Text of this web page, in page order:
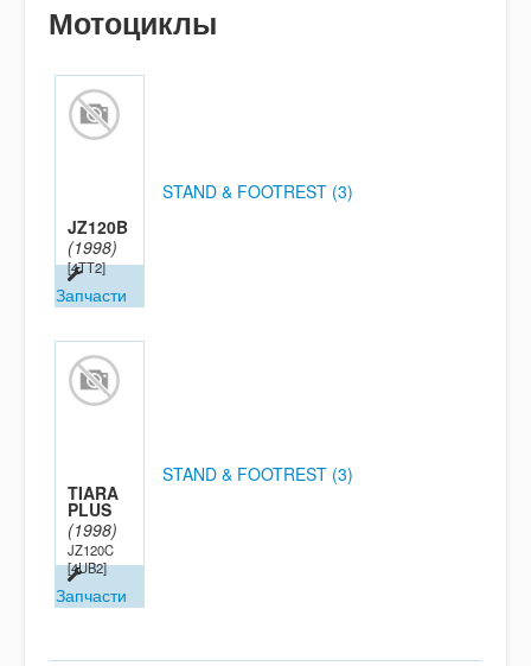
Мотоциклы
JZ120B
(1998)
[4TT2]
Запчасти
STAND & FOOTREST (3)
TIARA
PLUS
(1998)
JZ120C
[4UB2]
Запчасти
STAND & FOOTREST (3)